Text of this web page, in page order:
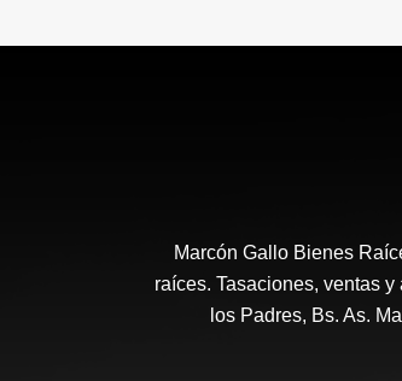
US$75,900
Marcón Gallo Bienes
raíces. Tasaciones, ventas
los Padres, Bs. As.